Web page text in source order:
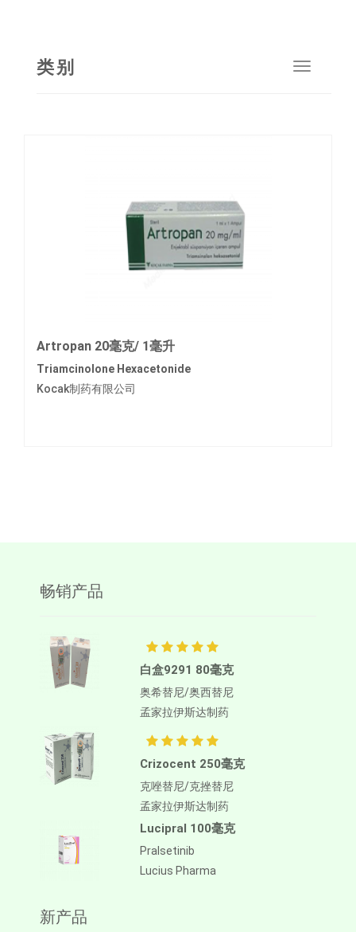
Toggle
类别
Artropan 20毫克/ 1毫升
Triamcinolone Hexacetonide
Kocak制药有限公司
畅销产品
白盒9291 80毫克
奥希替尼/奥西替尼
孟家拉伊斯达制药
Crizocent 250毫克
克唑替尼/克挫替尼
孟家拉伊斯达制药
Lucipral 100毫克
Pralsetinib
Lucius Pharma
新产品